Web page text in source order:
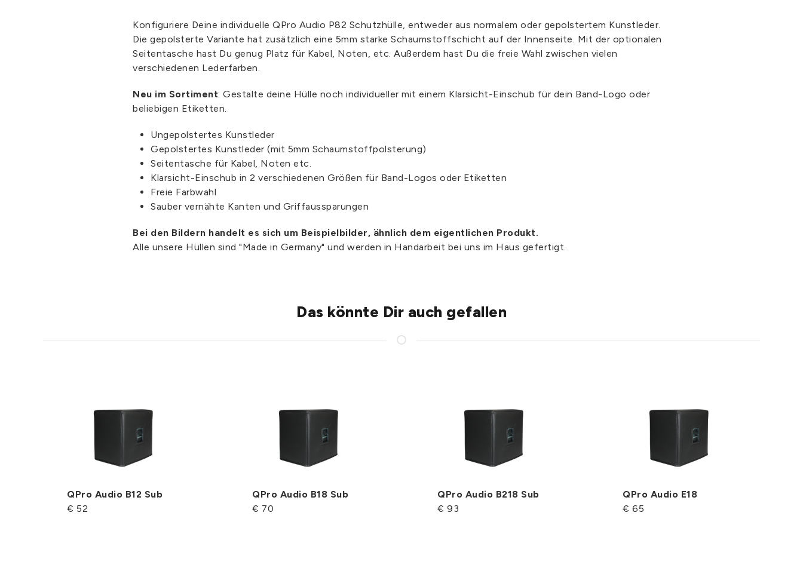
Konfiguriere Deine individuelle QPro Audio P82 Schutzhülle, entweder aus normalem oder gepolstertem Kunstleder.
Die gepolsterte Variante hat zusätzlich eine 5mm starke Schaumstoffschicht auf der Innenseite. Mit der optionalen
Seitentasche hast Du genug Platz für Kabel, Noten, etc. Außerdem hast Du die freie Wahl zwischen vielen
verschiedenen Lederfarben.
Neu im Sortiment: Gestalte deine Hülle noch individueller mit einem Klarsicht-Einschub für dein Band-Logo oder
beliebigen Etiketten.
Ungepolstertes Kunstleder
Gepolstertes Kunstleder (mit 5mm Schaumstoffpolsterung)
Seitentasche für Kabel, Noten etc.
Klarsicht-Einschub in 2 verschiedenen Größen für Band-Logos oder Etiketten
Freie Farbwahl
Sauber vernähte Kanten und Griffaussparungen
Bei den Bildern handelt es sich um Beispielbilder, ähnlich dem eigentlichen Produkt.
Alle unsere Hüllen sind "Made in Germany" und werden in Handarbeit bei uns im Haus gefertigt.
Das könnte Dir auch gefallen
QPro Audio B12 Sub
€ 52
QPro Audio B18 Sub
€ 70
QPro Audio B218 Sub
€ 93
QPro Audio E18
€ 65